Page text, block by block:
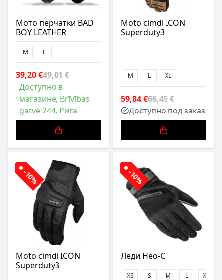
Мото перчатки BAD
BOY LEATHER
M L
39,20 €49,01 €
Доступно в
магазине, Brīvības
gatve 244, Рига
Moto cimdi ICON
Superduty3
M L XL
59,84 €66,49 €
Доступно под заказ
-10%
Moto cimdi ICON
Superduty3
-10%
Леди Нео-С
XS S M L XL